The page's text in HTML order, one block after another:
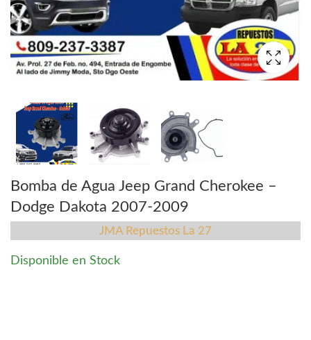
Bomba de Agua Jeep Grand Cherokee –
Dodge Dakota 2007-2009
JMA Repuestos La 27
Disponible en Stock